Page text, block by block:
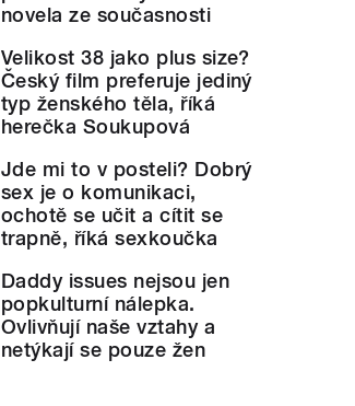
novela ze současnosti
Velikost 38 jako plus size?
Český film preferuje jediný
typ ženského těla, říká
herečka Soukupová
Jde mi to v posteli? Dobrý
sex je o komunikaci,
ochotě se učit a cítit se
trapně, říká sexkoučka
Daddy issues nejsou jen
popkulturní nálepka.
Ovlivňují naše vztahy a
netýkají se pouze žen